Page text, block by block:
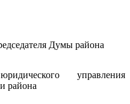
Думы района
управления
района